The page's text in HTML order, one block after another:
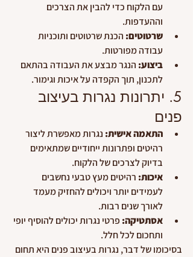
עם הלקוח כדי להבין את הצרכים
וההעדפות.
שרטוטים: הכנת שרטוטים ותוכניות
עבודה מפורטות.
ביצוע: הנגר מבצע את העבודה בהתאם
לתכנון, תוך הקפדה על איכות וגימור.
5. יתרונות נגרות בעיצוב
פנים
התאמה אישית: נגרות מאפשרת ליצור
רהיטים ופתרונות ייחודיים שמתאימים
בדיוק לצרכים של הלקוח.
איכות: רהיטים מעץ טבעי נחשבים
לעמידים יותר ויכולים להחזיק מעמד
לאורך שנים רבות.
אסתטיקה: פרטי נגרות יכולים להוסיף יופי
ותחכום לכל חלל.
בסיכומו של דבר, נגרות בעיצוב פנים היא תחום